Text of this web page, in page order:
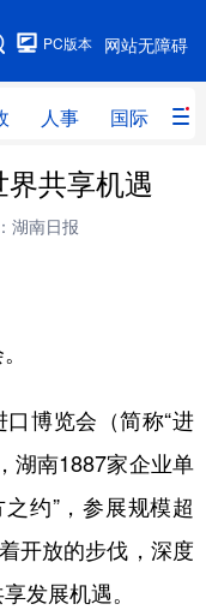
网站无障碍
PC版本
人事 国际 财
人事
线
政务
汽车
化
溯源中国
共享机遇
湖南日报
博览会（简称“进
湖南1887家企业单
约”，参展规模超
开放的步伐，深度
发展机遇。